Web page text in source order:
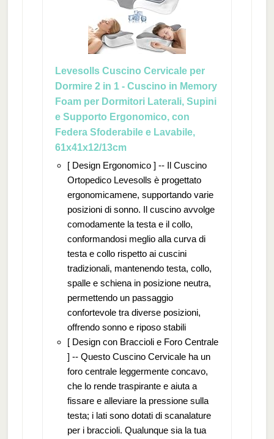
Levesolls Cuscino Cervicale per
Dormire 2 in 1 - Cuscino in Memory
Foam per Dormitori Laterali, Supini
e Supporto Ergonomico, con
Federa Sfoderabile e Lavabile,
61x41x12/13cm
[ Design Ergonomico ] -- Il Cuscino
Ortopedico Levesolls è progettato
ergonomicamene, supportando varie
posizioni di sonno. Il cuscino avvolge
comodamente la testa e il collo,
conformandosi meglio alla curva di
testa e collo rispetto ai cuscini
tradizionali, mantenendo testa, collo,
spalle e schiena in posizione neutra,
permettendo un passaggio
confortevole tra diverse posizioni,
offrendo sonno e riposo stabili
[ Design con Braccioli e Foro Centrale
] -- Questo Cuscino Cervicale ha un
foro centrale leggermente concavo,
che lo rende traspirante e aiuta a
fissare e alleviare la pressione sulla
testa; i lati sono dotati di scanalature
per i braccioli. Qualunque sia la tua